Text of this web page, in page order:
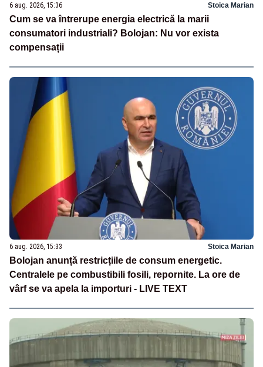
6 aug. 2026, 15:36 Stoica Marian
Cum se va întrerupe energia electrică la marii
consumatori industriali? Bolojan: Nu vor exista
compensații
6 aug. 2026, 15:33 Stoica Marian
Bolojan anunță restricțiile de consum energetic.
Centralele pe combustibili fosili, repornite. La ore de
vârf se va apela la importuri - LIVE TEXT